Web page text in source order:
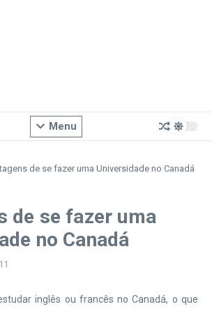
Menu
de se fazer uma Universidade no Canadá
de se fazer uma
no Canadá
inglês ou francês no Canadá, o que